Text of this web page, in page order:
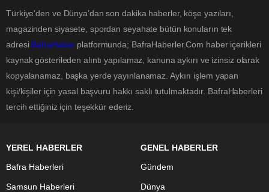
Türkiye'den ve Dünya’dan son dakika haberler, köşe yazıları,
magazinden siyasete, spordan seyahate bütün konuların tek
adresi BafraHaber platformunda; BafraHaberler.Com haber içerikleri
kaynak gösterileden alıntı yapılamaz, kanuna aykırı ve izinsiz olarak
kopyalanamaz, başka yerde yayınlanamaz. Aykırı işlem yapan
kişi/kişiler için yasal başvuru hakkı saklı tutulmaktadır. BafraHaberleri
tercih ettiğiniz için teşekkür ederiz.
YEREL HABERLER
Bafra Haberleri
Samsun Haberleri
GENEL HABERLER
Gündem
Dünya